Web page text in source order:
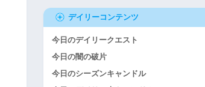
デイリーコンテンツ
今日のデイリークエスト
今日の闇の破片
今日のシーズンキャンドル